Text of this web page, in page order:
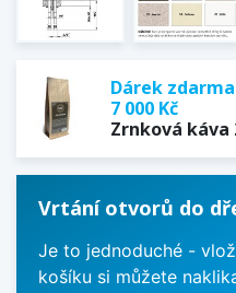
Dárek
7 000 Kč
Zrnková káva
Vrtání otvorů do
Je to jednoduché -
košíku si můžete